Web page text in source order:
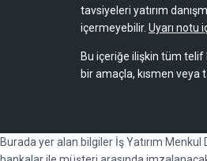
tavsiyeleri yatırım
içermeyebilir. Uyarı notu
Bu içeriğe ilişkin tüm telif
bir amaçla, kısmen veya
Burada yer alan bilgiler İş Yatırım